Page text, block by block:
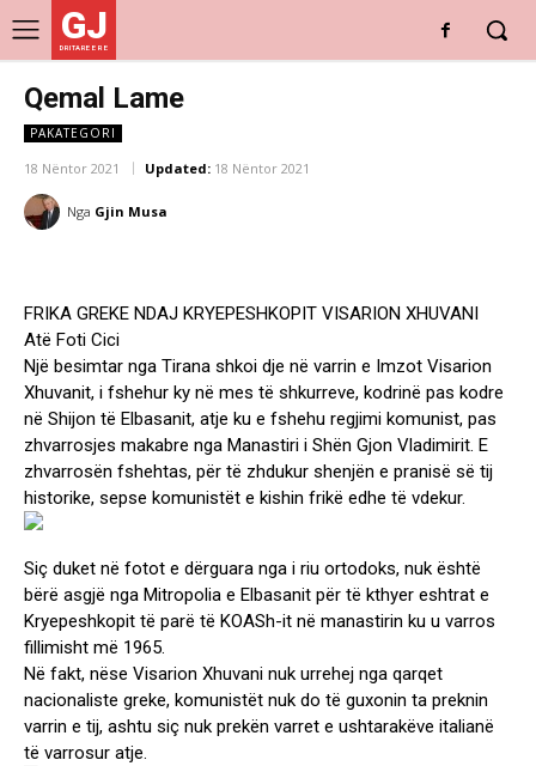
GJ
DRITARE E RE
Qemal Lame
PAKATEGORI
18 Nëntor 2021 Updated: 18 Nëntor 2021
Nga Gjin Musa
FRIKA GREKE NDAJ KRYEPESHKOPIT VISARION XHUVANI
Atë Foti Cici
Një besimtar nga Tirana shkoi dje në varrin e Imzot Visarion
Xhuvanit, i fshehur ky në mes të shkurreve, kodrinë pas kodre
në Shijon të Elbasanit, atje ku e fshehu regjimi komunist, pas
zhvarrosjes makabre nga Manastiri i Shën Gjon Vladimirit. E
zhvarrosën fshehtas, për të zhdukur shenjën e pranisë së tij
historike, sepse komunistët e kishin frikë edhe të vdekur.
Siç duket në fotot e dërguara nga i riu ortodoks, nuk është
bërë asgjë nga Mitropolia e Elbasanit për të kthyer eshtrat e
Kryepeshkopit të parë të KOASh-it në manastirin ku u varros
fillimisht më 1965.
Në fakt, nëse Visarion Xhuvani nuk urrehej nga qarqet
nacionaliste greke, komunistët nuk do të guxonin ta preknin
varrin e tij, ashtu siç nuk prekën varret e ushtarakëve italianë
të varrosur atje.